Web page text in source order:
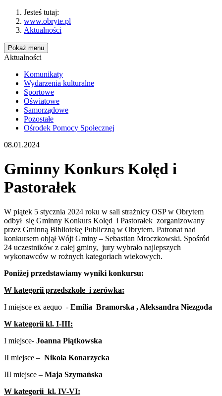
Jesteś tutaj:
www.obryte.pl
Aktualności
Pokaż menu
Aktualności
Komunikaty
Wydarzenia kulturalne
Sportowe
Oświatowe
Samorządowe
Pozostałe
Ośrodek Pomocy Społecznej
08.01.2024
Gminny Konkurs Kolęd i
Pastorałek
W piątek 5 stycznia 2024 roku w sali strażnicy OSP w Obrytem
odbył się Gminny Konkurs Kolęd i Pastorałek zorganizowany
przez Gminną Bibliotekę Publiczną w Obrytem. Patronat nad
konkursem objął Wójt Gminy – Sebastian Mroczkowski. Spośród
24 uczestników z całej gminy, jury wybrało najlepszych
wykonawców w rożnych kategoriach wiekowych.
Poniżej przedstawiamy wyniki konkursu:
W kategorii przedszkole i zerówka:
I miejsce ex aequo - Emilia Bramorska , Aleksandra Niezgoda
W kategorii kl. I-III:
I miejsce- Joanna Piątkowska
II miejsce – Nikola Konarzycka
III miejsce – Maja Szymańska
W kategorii kl. IV-VI: